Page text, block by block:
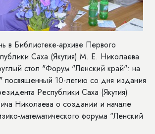
в Библиотеке-архиве Первого
Саха (Якутия) М. Е. Николаева
стол "Форум "Ленский край": на
посвященный 10-летию со дня издания
Республики Саха (Якутия)
Николаева о создании и начале
математического форума "Ленский